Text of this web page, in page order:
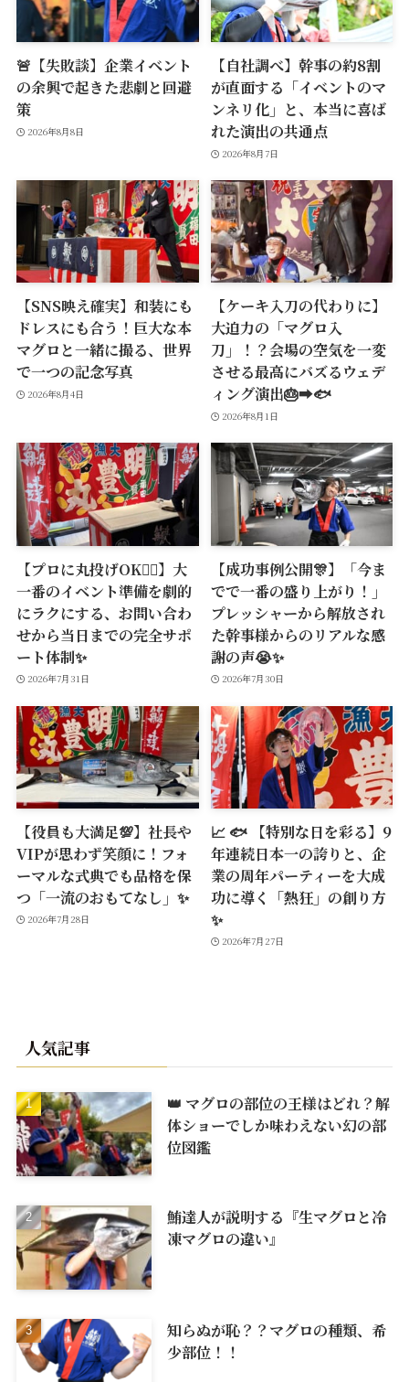
🚨【失敗談】企業イベント
の余興で起きた悲劇と回避
策
2026年8月8日
【自社調べ】幹事の約8割
が直面する「イベントのマ
ンネリ化」と、本当に喜ば
れた演出の共通点
2026年8月7日
【SNS映え確実】和装にも
ドレスにも合う！巨大な本
マグロと一緒に撮る、世界
で一つの記念写真
2026年8月4日
【ケーキ入刀の代わりに】
大迫力の「マグロ入
刀」！？会場の空気を一変
させる最高にバズるウェデ
ィング演出🎂➡️🐟
2026年8月1日
【プロに丸投げOK🙆‍♂️】大
一番のイベント準備を劇的
にラクにする、お問い合わ
せから当日までの完全サポ
ート体制✨
2026年7月31日
【成功事例公開🎊】「今ま
でで一番の盛り上がり！」
プレッシャーから解放され
た幹事様からのリアルな感
謝の声😭✨
2026年7月30日
【役員も大満足💯】社長や
VIPが思わず笑顔に！フォ
ーマルな式典でも品格を保
つ「一流のおもてなし」✨
2026年7月28日
📈 🐟 【特別な日を彩る】9
年連続日本一の誇りと、企
業の周年パーティーを大成
功に導く「熱狂」の創り方
✨
2026年7月27日
人気記事
👑 マグロの部位の王様はどれ？解
体ショーでしか味わえない幻の部
位図鑑
鮪達人が説明する『生マグロと冷
凍マグロの違い』
知らぬが恥？？マグロの種類、希
少部位！！